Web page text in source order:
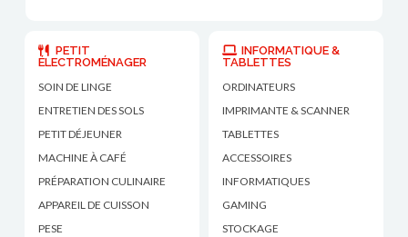
PETIT
ÉLECTROMÉNAGER
SOIN DE LINGE
ENTRETIEN DES SOLS
PETIT DÉJEUNER
MACHINE À CAFÉ
PRÉPARATION CULINAIRE
APPAREIL DE CUISSON
PESE
INFORMATIQUE &
TABLETTES
ORDINATEURS
IMPRIMANTE & SCANNER
TABLETTES
ACCESSOIRES
INFORMATIQUES
GAMING
STOCKAGE